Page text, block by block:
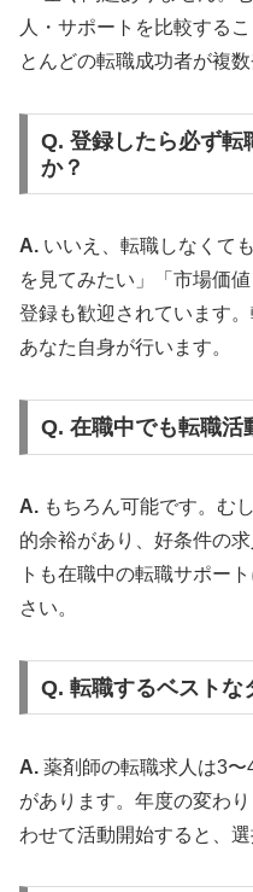
人・サポートを比較する
とんどの転職成功者が複
Q. 登録したら必ず転
か？
A. いいえ、転職しなくて
を見てみたい」「市場価
登録も歓迎されています
あなた自身が行います。
Q. 在職中でも転職活
A. もちろん可能です。む
的余裕があり、好条件の
トも在職中の転職サポー
さい。
Q. 転職するベストな
A. 薬剤師の転職求人は3
があります。年度の変わ
わせて活動開始すると、選